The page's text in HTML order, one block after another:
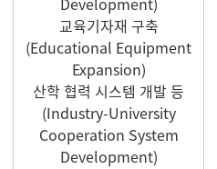
교육기자재 구축
(Educational Equipment
Expansion)
산학 협력 시스템 개발 등
(Industry-University
Cooperation System
Development)